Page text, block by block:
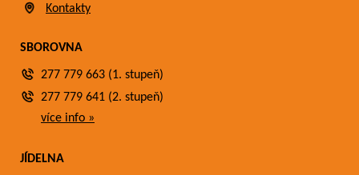
Kontakty
SBOROVNA
277 779 663 (1. stupeň)
277 779 641 (2. stupeň)
více info »
JÍDELNA